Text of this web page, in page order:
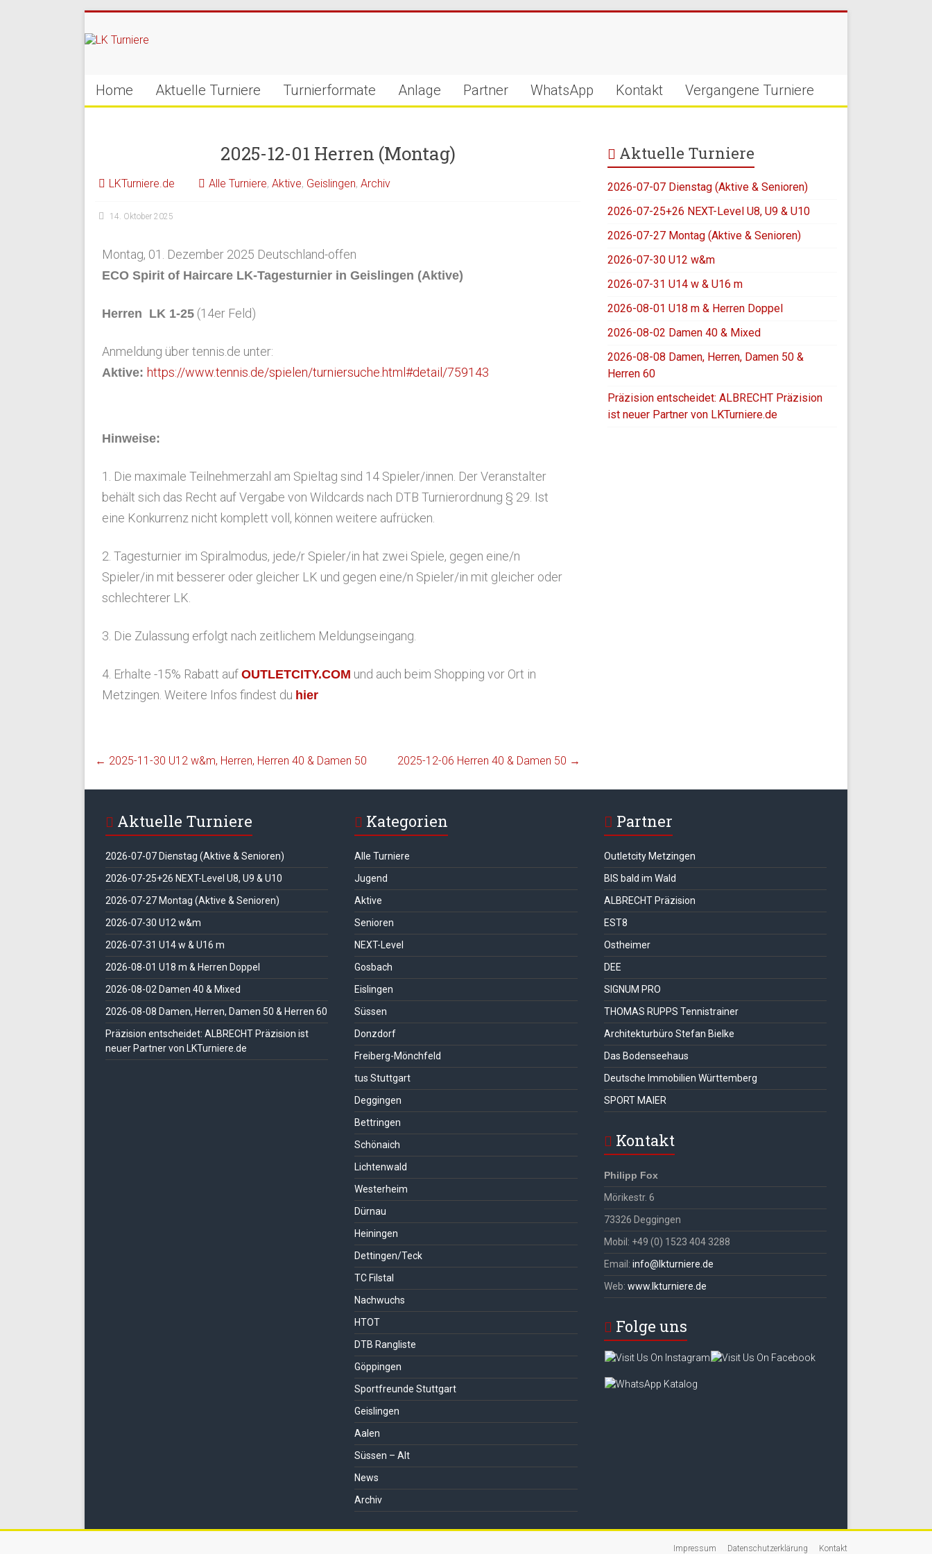
Home Aktuelle Turniere Turnierformate Anlage Partner WhatsApp Kontakt Vergangene Turniere
2025-12-01 Herren (Montag)
LKTurniere.de Alle Turniere, Aktive, Geislingen, Archiv
14. Oktober 2025
Montag, 01. Dezember 2025 Deutschland-offen
ECO Spirit of Haircare LK-Tagesturnier in Geislingen (Aktive)
Herren LK 1-25 (14er Feld)
Anmeldung über tennis.de unter:
Aktive: https://www.tennis.de/spielen/turniersuche.html#detail/759143
Hinweise:
1. Die maximale Teilnehmerzahl am Spieltag sind 14 Spieler/innen. Der Veranstalter
behält sich das Recht auf Vergabe von Wildcards nach DTB Turnierordnung § 29. Ist
eine Konkurrenz nicht komplett voll, können weitere aufrücken.
2. Tagesturnier im Spiralmodus, jede/r Spieler/in hat zwei Spiele, gegen eine/n
Spieler/in mit besserer oder gleicher LK und gegen eine/n Spieler/in mit gleicher oder
schlechterer LK.
3. Die Zulassung erfolgt nach zeitlichem Meldungseingang.
4. Erhalte -15% Rabatt auf OUTLETCITY.COM und auch beim Shopping vor Ort in
Metzingen. Weitere Infos findest du hier
← 2025-11-30 U12 w&m, Herren, Herren 40 & Damen 50 2025-12-06 Herren 40 & Damen 50 →
Aktuelle Turniere
2026-07-07 Dienstag (Aktive & Senioren)
2026-07-25+26 NEXT-Level U8, U9 & U10
2026-07-27 Montag (Aktive & Senioren)
2026-07-30 U12 w&m
2026-07-31 U14 w & U16 m
2026-08-01 U18 m & Herren Doppel
2026-08-02 Damen 40 & Mixed
2026-08-08 Damen, Herren, Damen 50 &
Herren 60
Präzision entscheidet: ALBRECHT Präzision
ist neuer Partner von LKTurniere.de
Aktuelle Turniere
2026-07-07 Dienstag (Aktive & Senioren)
2026-07-25+26 NEXT-Level U8, U9 & U10
2026-07-27 Montag (Aktive & Senioren)
2026-07-30 U12 w&m
2026-07-31 U14 w & U16 m
2026-08-01 U18 m & Herren Doppel
2026-08-02 Damen 40 & Mixed
2026-08-08 Damen, Herren, Damen 50 & Herren 60
Präzision entscheidet: ALBRECHT Präzision ist
neuer Partner von LKTurniere.de
Kategorien
Alle Turniere
Jugend
Aktive
Senioren
NEXT-Level
Gosbach
Eislingen
Süssen
Donzdorf
Freiberg-Mönchfeld
tus Stuttgart
Deggingen
Bettringen
Schönaich
Lichtenwald
Westerheim
Dürnau
Heiningen
Dettingen/Teck
TC Filstal
Nachwuchs
HTOT
DTB Rangliste
Göppingen
Sportfreunde Stuttgart
Geislingen
Aalen
Süssen – Alt
News
Archiv
Partner
Outletcity Metzingen
BIS bald im Wald
ALBRECHT Präzision
EST8
Ostheimer
DEE
SIGNUM PRO
THOMAS RUPPS Tennistrainer
Architekturbüro Stefan Bielke
Das Bodenseehaus
Deutsche Immobilien Württemberg
SPORT MAIER
Kontakt
Philipp Fox
Mörikestr. 6
73326 Deggingen
Mobil: +49 (0) 1523 404 3288
Email: info@lkturniere.de
Web: www.lkturniere.de
Folge uns
Impressum Datenschutzerklärung Kontakt